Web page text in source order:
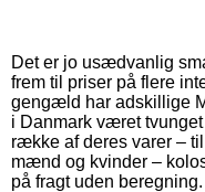
Det er jo usædvanlig
frem til priser på flere
gengæld har adskillige
i Danmark været
række af deres varer –
mænd og kvinder –
på fragt uden beregning.